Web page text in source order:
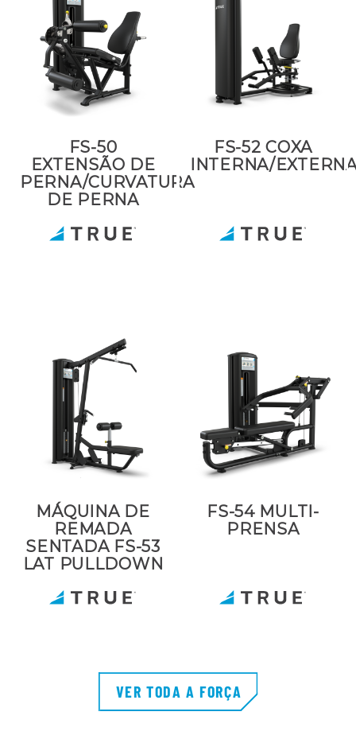
FS-50
EXTENSÃO DE
PERNA/CURVATURA
DE PERNA
FS-52 COXA
INTERNA/
MÁQUINA DE
REMADA
SENTADA FS-53
LAT PULLDOWN
FS-54 MULTI-
PRENSA
VER TODA A FORÇA